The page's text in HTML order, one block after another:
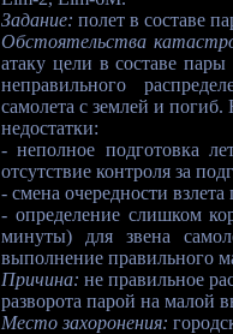
Задание: полет в составе
Обстоятельства
атаку цели в составе
неправильного
самолета с землей и
недостатки:
- неполное подготовка
отсутствие контроля за
- смена очередности взлета
- определение слишком
минуты) для звена
выполнение правильного
Причина: не правильное
разворота парой на малой
Место захоронения: